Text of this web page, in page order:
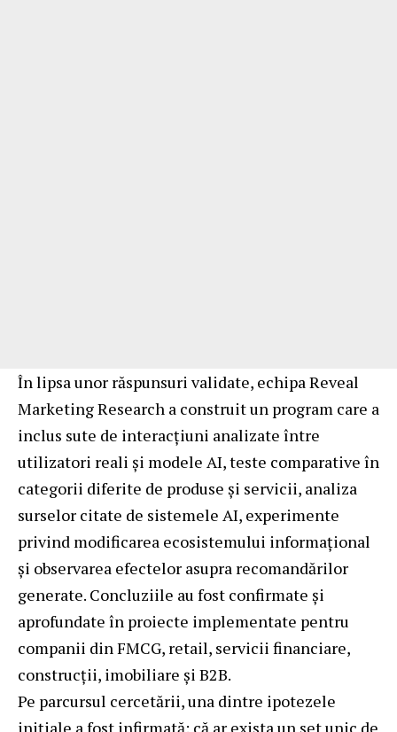
În lipsa unor răspunsuri validate, echipa Reveal
Marketing Research a construit un program care a
inclus sute de interacțiuni analizate între
utilizatori reali și modele AI, teste comparative în
categorii diferite de produse și servicii, analiza
surselor citate de sistemele AI, experimente
privind modificarea ecosistemului informațional
și observarea efectelor asupra recomandărilor
generate. Concluziile au fost confirmate și
aprofundate în proiecte implementate pentru
companii din FMCG, retail, servicii financiare,
construcții, imobiliare și B2B.
Pe parcursul cercetării, una dintre ipotezele